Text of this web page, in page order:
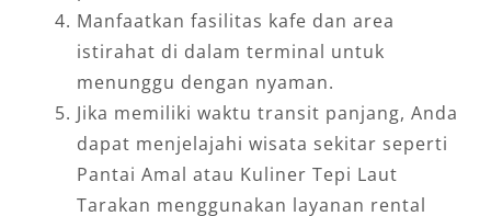
Manfaatkan fasilitas kafe dan area
istirahat di dalam terminal untuk
menunggu dengan nyaman.
Jika memiliki waktu transit panjang, Anda
dapat menjelajahi wisata sekitar seperti
Pantai Amal atau Kuliner Tepi Laut
Tarakan menggunakan layanan rental